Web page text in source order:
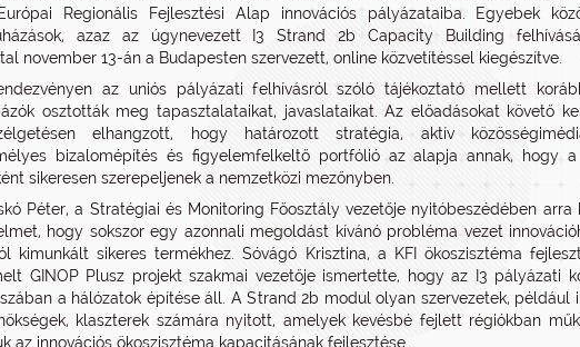
Regionális Fejlesztési Alap innovációs pályázataiba. Egyebek
azaz az úgynevezett I3 Strand 2b Capacity Building
november 13-án a Budapesten szervezett, online közvetítéssel kiegészítve.
az uniós pályázati felhívásról szóló tájékoztató mellett
osztották meg tapasztalataikat, javaslataikat. Az előadásokat követő
elhangzott, hogy határozott stratégia, aktív
bizalomépítés és figyelemfelkeltő portfólió az alapja annak, hogy
sikeresen szerepeljenek a nemzetközi mezőnyben.
Péter, a Stratégiai és Monitoring Főosztály vezetője nyitóbeszédében arra
hogy sokszor egy azonnali megoldást kívánó probléma vezet
kimunkált sikeres termékhez. Sóvágó Krisztina, a KFI ökoszisztéma
GINOP Plusz projekt szakmai vezetője ismertette, hogy az I3 pályázati
a hálózatok építése áll. A Strand 2b modul olyan szervezetek, például
klaszterek számára nyitott, amelyek kevésbé fejlett régiókban
az innovációs ökoszisztéma kapacitásának fejlesztése.